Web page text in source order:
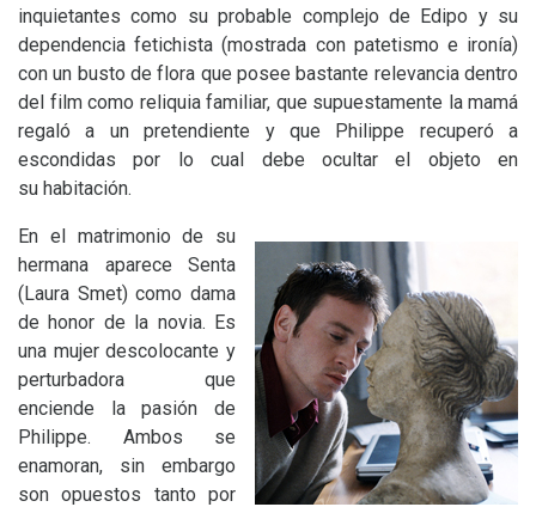
inquietantes como su probable complejo de Edipo y su
dependencia fetichista (mostrada con patetismo e ironía)
con un busto de flora que posee bastante relevancia dentro
del film como reliquia familiar, que supuestamente la mamá
regaló a un pretendiente y que Philippe recuperó a
escondidas por lo cual debe ocultar el objeto en
su habitación.
En el matrimonio de su
hermana aparece Senta
(Laura Smet) como dama
de honor de la novia. Es
una mujer descolocante y
perturbadora que
enciende la pasión de
Philippe. Ambos se
enamoran, sin embargo
son opuestos tanto por